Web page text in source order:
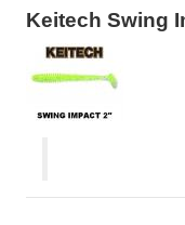
Keitech Swing